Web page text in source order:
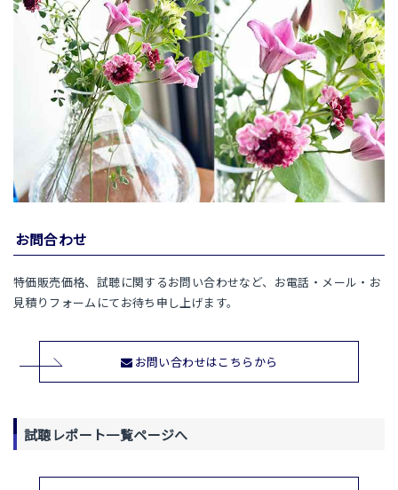
お問合わせ
特価販売価格、試聴に関するお問い合わせなど、お電話・メール・お
見積りフォームにてお待ち申し上げます。
お問い合わせはこちらから
試聴レポート一覧ページへ